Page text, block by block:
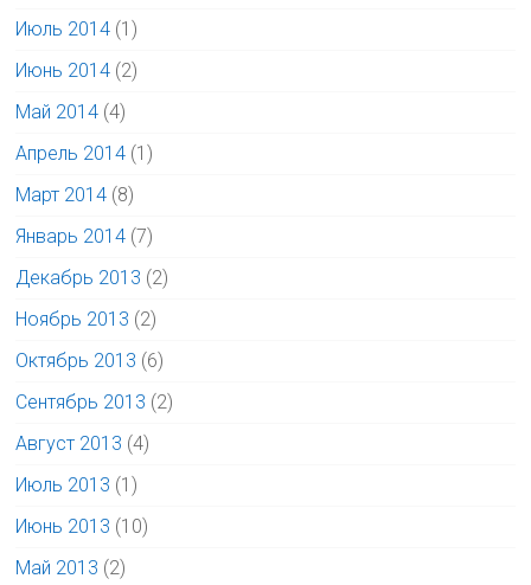
Июль 2014 (1)
Июнь 2014 (2)
Май 2014 (4)
Апрель 2014 (1)
Март 2014 (8)
Январь 2014 (7)
Декабрь 2013 (2)
Ноябрь 2013 (2)
Октябрь 2013 (6)
Сентябрь 2013 (2)
Август 2013 (4)
Июль 2013 (1)
Июнь 2013 (10)
Май 2013 (2)